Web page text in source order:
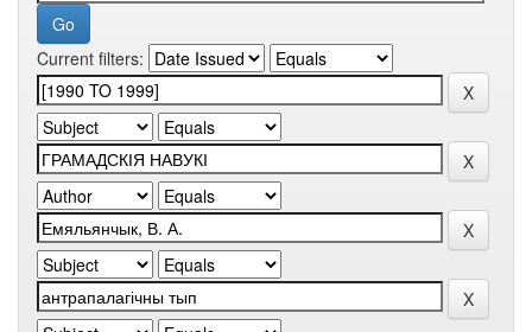
Current filters: